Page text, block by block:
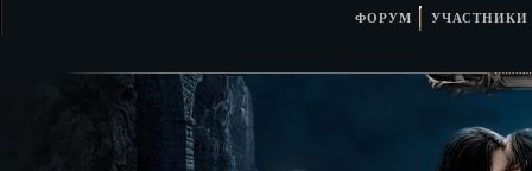
ФОРУМ УЧАСТНИКИ